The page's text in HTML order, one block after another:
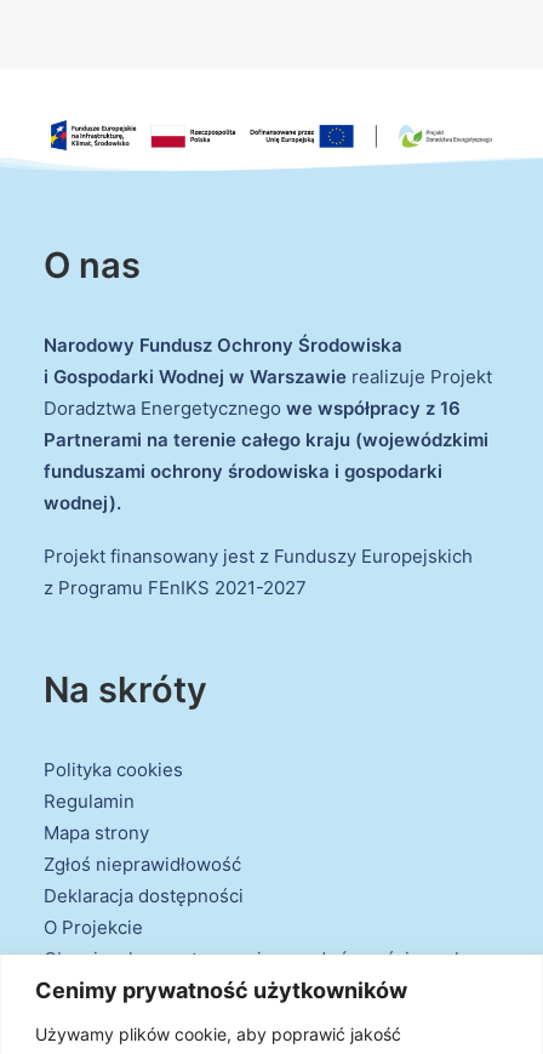
Cenimy prywatność użytkowników
Używamy plików cookie, aby poprawić jakość
O nas
Narodowy Fundusz Ochrony Środowiska
i Gospodarki Wodnej w Warszawie realizuje Projekt
Doradztwa Energetycznego we współpracy z 16
Partnerami na terenie całego kraju (wojewódzkimi
funduszami ochrony środowiska i gospodarki
wodnej).
Projekt finansowany jest z Funduszy Europejskich
z Programu FEnIKS 2021-2027
Na skróty
Polityka cookies
Regulamin
Mapa strony
Zgłoś nieprawidłowość
Deklaracja dostępności
O Projekcie
Obowiązek przestrzegania zasad równościowych
oraz warunków podstawowych
Klauzule informacyjne